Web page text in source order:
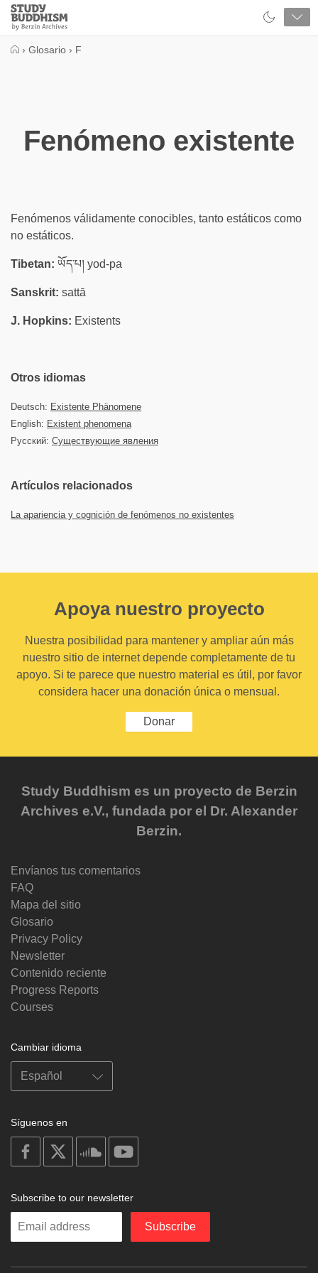
Close
Study
Buddhism
› Glosario › F
Fenómeno existente
Fenómenos válidamente conocibles, tanto estáticos como
no estáticos.
Tibetan: ཡོད་པ། yod-pa
Sanskrit: sattā
J. Hopkins: Existents
Otros idiomas
Deutsch: Existente Phänomene
English: Existent phenomena
Русский: Существующие явления
Artículos relacionados
La apariencia y cognición de fenómenos no existentes
Apoya nuestro proyecto
Nuestra posibilidad para mantener y ampliar aún más
nuestro sitio de internet depende completamente de tu
apoyo. Si te parece que nuestro material es útil, por favor
considera hacer una donación única o mensual.
Donar
Study Buddhism es un proyecto de Berzin
Archives e.V., fundada por el Dr. Alexander
Berzin.
Envíanos tus comentarios
FAQ
Mapa del sitio
Glosario
Privacy Policy
Newsletter
Contenido reciente
Progress Reports
Courses
Cambiar idioma
Síguenos en
on
facebook
soundcloud
Subscribe to our newsletter
Enter
Subscribe